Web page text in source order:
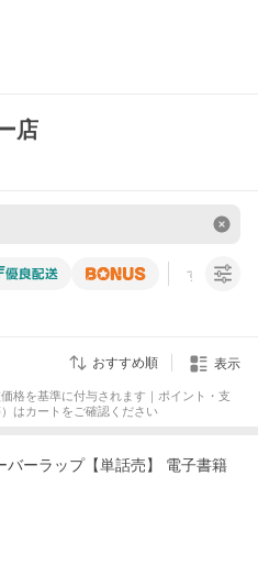
店
すべての条
おすすめ順 表示
格を基準に付与されます｜ポイント・支
はカートをご確認ください
バーラップ【単話売】 電子書籍